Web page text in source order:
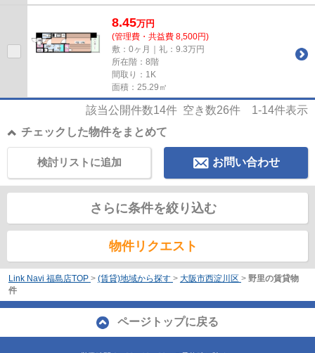
8.45万円
(管理費・共益費 8,500円)
敷：0ヶ月｜礼：9.3万円
所在階：8階
間取り：1K
面積：25.29㎡
該当公開件数14件 空き数26件 1-14件表示
チェックした物件をまとめて
お問い合わせ
検討リストに追加
さらに条件を絞り込む
物件リクエスト
Link Navi 福島店TOP > (賃貸)地域から探す > 大阪市西淀川区 > 野里の賃貸物
件
ページトップに戻る